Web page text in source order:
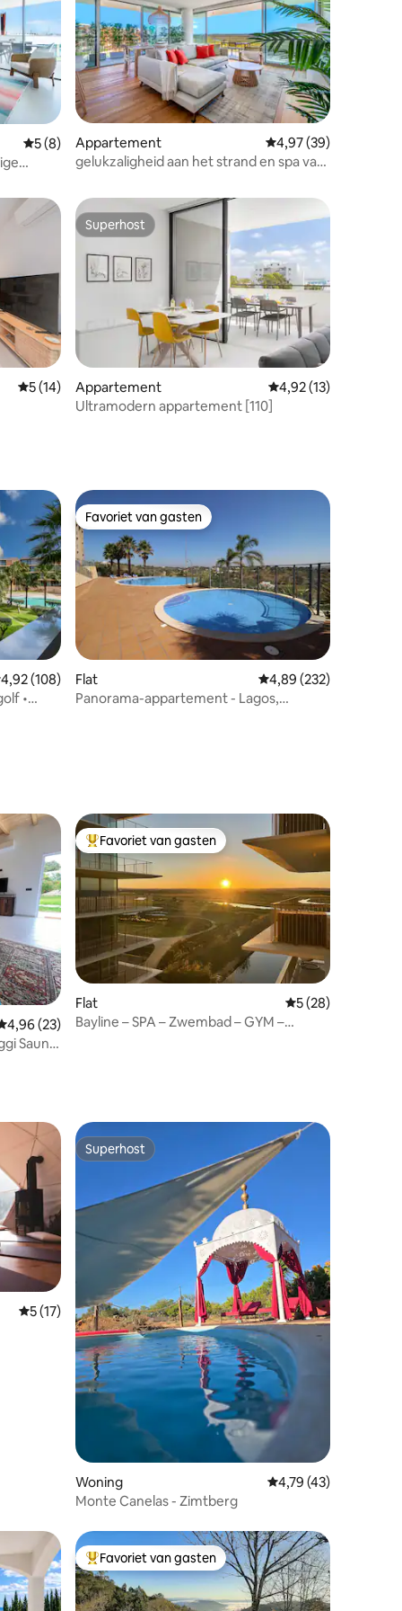
Gemiddelde beoordeling van 5 op 5, 8 recensies
5 (8)
Appartement Gemiddelde
4,97 (39)
gelukzaligheid aan het strand en spa van
Gemiddelde beoordeling van 5 op 5, 14 recensies
5 (14)
Superhost
Superhost
Appartement Gemiddelde
4,92 (13)
Ultramodern appartement [110]
beoordeling van 4,92 op 5, 108 recensies
4,92 (108)
•
Favoriet van gasten
Favoriet van gasten
Flat Gemiddelde
4,89 (232)
Panorama-appartement - Lagos,
beoordeling van 4,96 op 5, 23 recensies
4,96 (23)
Sauna
Topfavoriet van gasten
Favoriet van gasten
Flat Gemiddelde
5 (28)
Bayline – SPA – Zwembad – GYM –
Gemiddelde beoordeling van 5 op 5, 17 recensies
5 (17)
Superhost
Superhost
Woning Gemiddelde
4,79 (43)
Monte Canelas - Zimtberg
Topfavoriet van gasten
Favoriet van gasten